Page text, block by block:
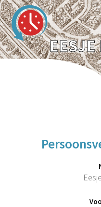
EESJE